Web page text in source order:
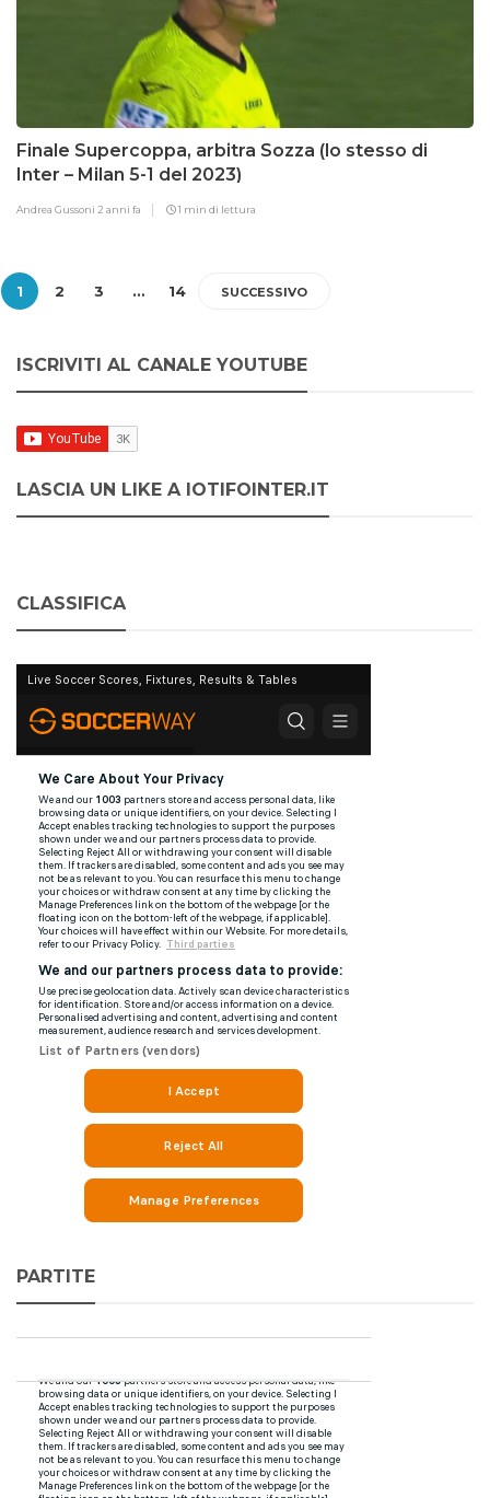
Finale Supercoppa, arbitra Sozza (lo stesso di
Inter – Milan 5-1 del 2023)
Andrea Gussoni 2 anni fa 1 min di lettura
1 2 3 … 14 SUCCESSIVO
ISCRIVITI AL CANALE YOUTUBE
LASCIA UN LIKE A IOTIFOINTER.IT
CLASSIFICA
PARTITE